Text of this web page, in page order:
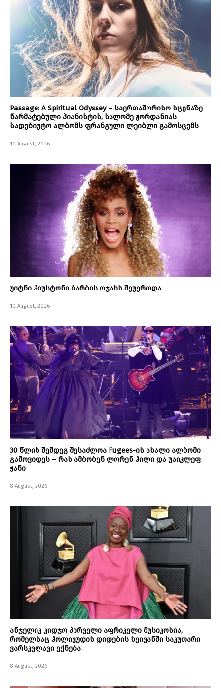
Passage: A Spiritual Odyssey – საერთაშორისო სცენაზე
წარმატებული პიანისტის, სალომე ჟორდანიას
სადებიუტო ალბომს ფრანგული ლეიბლი გამოსცემს
10 August, 2026
უიტნი ჰიუსტონი ბარბის ოჯახს შეუერთდა
10 August, 2026
30 წლის შემდეგ შესაძლოა Fugees-ის ახალი ალბომი
გამოვიდეს – რას ამბობენ ლორენ ჰილი და უაიკლეფ
ჟანი
8 August, 2026
ანჯელიკ კიდჯო პირველი აფრიკელი მუსიკოსია,
რომელსაც ჰოლივუდის დიდების ხეივანში საკუთარი
ვარსკვლავი ექნება
8 August, 2026